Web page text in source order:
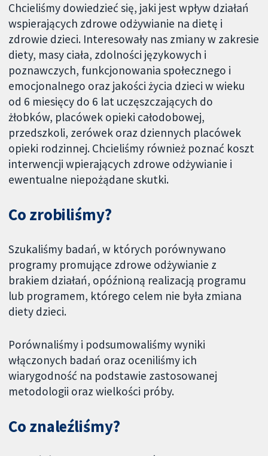
Chcieliśmy dowiedzieć się, jaki jest wpływ działań
wspierających zdrowe odżywianie na dietę i
zdrowie dzieci. Interesowały nas zmiany w zakresie
diety, masy ciała, zdolności językowych i
poznawczych, funkcjonowania społecznego i
emocjonalnego oraz jakości życia dzieci w wieku
od 6 miesięcy do 6 lat uczęszczających do
żłobków, placówek opieki całodobowej,
przedszkoli, zerówek oraz dziennych placówek
opieki rodzinnej. Chcieliśmy również poznać koszt
interwencji wpierających zdrowe odżywianie i
ewentualne niepożądane skutki.
Co zrobiliśmy?
Szukaliśmy badań, w których porównywano
programy promujące zdrowe odżywianie z
brakiem działań, opóźnioną realizacją programu
lub programem, którego celem nie była zmiana
diety dzieci.
Porównaliśmy i podsumowaliśmy wyniki
włączonych badań oraz oceniliśmy ich
wiarygodność na podstawie zastosowanej
metodologii oraz wielkości próby.
Co znaleźliśmy?